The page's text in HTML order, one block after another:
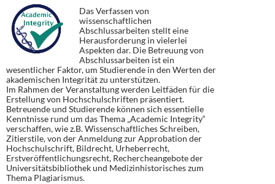
Das Verfassen von
wissenschaftlichen
Abschlussarbeiten stellt eine
Herausforderung in vielerlei
Aspekten dar. Die Betreuung von
Abschlussarbeiten ist ein
wesentlicher Faktor, um Studierende in den Werten der
akademischen Integrität zu unterstützen.
Im Rahmen der Veranstaltung werden Leitfäden für die
Erstellung von Hochschulschriften präsentiert.
Betreuende und Studierende können sich essentielle
Kenntnisse rund um das Thema „Academic Integrity“
verschaffen, wie z.B. Wissenschaftliches Schreiben,
Zitierstile, von der Anmeldung zur Approbation der
Hochschulschrift, Bildrecht, Urheberrecht,
Erstveröffentlichungsrecht, Rechercheangebote der
Universitätsbibliothek und Medizinhistorisches zum
Thema Plagiarismus.